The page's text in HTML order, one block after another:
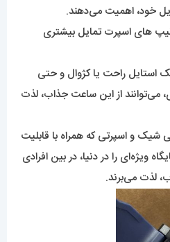
خود، اهمیت می‌دهند.
های اسپرت تمایل بیشتری
استایل راحت یا کژوال و حتی
می‌توانند از این ساعت جذاب، لذت
و اسپرتی که همراه با قابلیت
ویژه‌ای را در دنیا، در بین افرادی
لذت می‌برند.